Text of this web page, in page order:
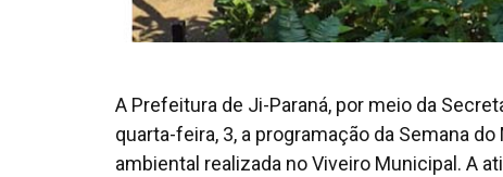
A Prefeitura de Ji-Paraná, por meio da
quarta-feira, 3, a programação da Semana
ambiental realizada no Viveiro Municipal. A